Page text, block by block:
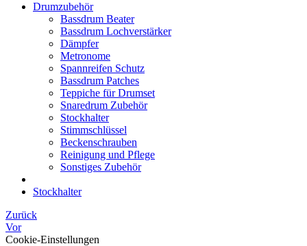
Drumzubehör
Bassdrum Beater
Bassdrum Lochverstärker
Dämpfer
Metronome
Spannreifen Schutz
Bassdrum Patches
Teppiche für Drumset
Snaredrum Zubehör
Stockhalter
Stimmschlüssel
Beckenschrauben
Reinigung und Pflege
Sonstiges Zubehör
Stockhalter
Zurück
Vor
Cookie-Einstellungen